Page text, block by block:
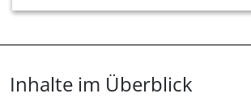
Inhalte im Überblick